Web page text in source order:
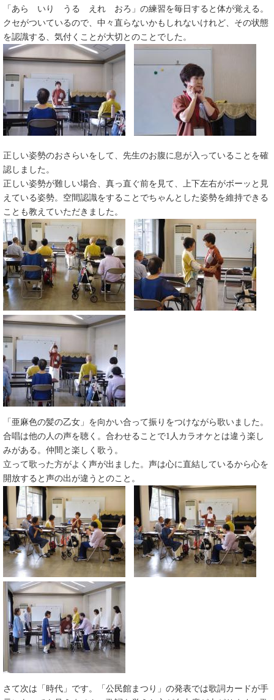
「あら いり うる えれ おろ」​の練習を毎日すると体が覚える。
クセがついているので、中々直らないかもしれないけれど、その状態
を認識する、気付くことが大切とのことでした。
正しい姿勢のおさらいをして、先生のお腹に息が入っていることを確
認しました。
正しい姿勢が難しい場合、真っ直ぐ前を見て、上下左右がボーッと見
えている姿勢。空間認識をすることでちゃんとした姿勢を維持できる
ことも教えていただきました。
「亜麻色の髪の乙女」を向かい合って振りをつけながら歌いました。
合唱は他の人の声を聴く。合わせることで1人カラオケとは違う楽し
みがある。仲間と楽しく歌う。
立って歌った方がよく声が出ました。声は心に直結しているから心を
開放すると声の出が違うとのこと。
さて次は「時代」です。「公民館まつり」の発表では歌詞カードが手